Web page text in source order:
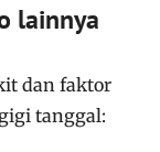
lainnya
dan faktor
tanggal: